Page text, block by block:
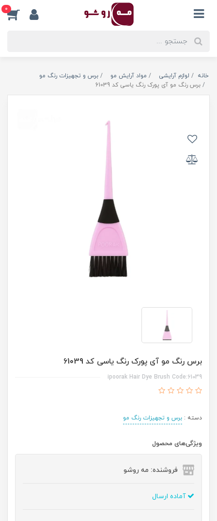
0
خانه لوازم آرایشی مواد آرایش مو
برس و تجهیزات رنگ مو
برس رنگ مو آی پورک رنگ یاسی کد 61039
برس رنگ مو آی پورک رنگ یاسی کد 61039
ipoorak Hair Dye Brush Code:61039
دسته : برس و تجهیزات رنگ مو
ویژگی‌های محصول
فروشنده: مه رو‌شو
آماده ارسال